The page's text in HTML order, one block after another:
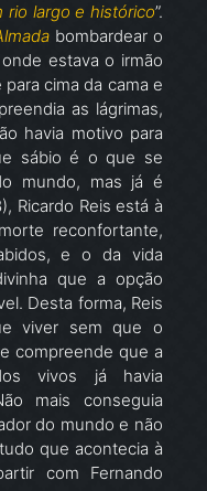
rio largo e histórico”.
bombardear o
estava o irmão
cima da cama e
as lágrimas,
havia motivo para
sábio é o que se
mundo, mas já é
Ricardo Reis está à
reconfortante,
e o da vida
que a opção
Desta forma, Reis
viver sem que o
compreende que a
vivos já havia
mais conseguia
do mundo e não
que acontecia à
com Fernando